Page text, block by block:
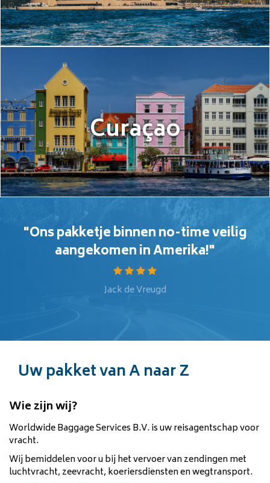
Curaçao
"Ons pakketje binnen no-time veilig
aangekomen in Amerika!"
Jack de Vreugd
Uw pakket van A naar Z
Wie zijn wij?
Worldwide Baggage Services B.V. is uw reisagentschap voor
vracht.
Wij bemiddelen voor u bij het vervoer van zendingen met
luchtvracht, zeevracht, koeriersdiensten en wegtransport.